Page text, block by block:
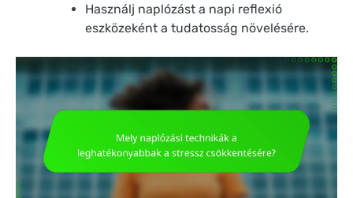
Használj naplózást a napi reflexió
eszközeként a tudatosság növelésére.